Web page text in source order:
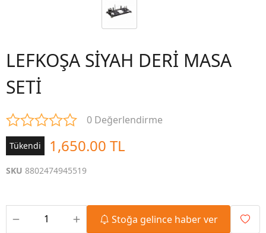
LEFKOŞA SİYAH DERİ MASA
SETİ
0 Değerlendirme
Tükendi 1,650.00 TL
SKU 8802474945519
Stoğa gelince haber ver